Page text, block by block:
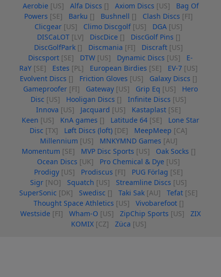
Aerobie [US] Alfa Discs [] Axiom Discs [US]
Bag Of
Powers [SE] Barku [] Bushnell [] Clash Discs [FI]
Clicgear [US] Climo Discgolf [US] DGA [US]
DISCaLOT [LV] DiscDice [] DiscGolf Pins []
DiscGolfPark [] Discmania [FI] Discraft [US]
Discsport [SE] DTW [US] Dynamic Discs [US]
E-
RaY [SE] Estes [PL] European Birdies [SE] EV-7 [US]
Evolvent Discs [] Friction Gloves [US] Galaxy Discs []
Gameproofer [FI] Gateway [US] Grip Eq [US]
Hero
Disc [US] Hooligan Discs [] Infinite Discs [US]
Innova [US] Jacquard [US] Kastaplast [SE]
Keen [US] KnA games [] Latitude 64 [SE]
Lone Star
Disc [TX] Løft Discs (loft) [DE] MeepMeep [CA]
Millennium [US] MNKYMND Games [AU]
Momentum [SE] MVP Disc Sports [US] Oak Socks []
Ocean Discs [UK] Pro Chemical & Dye [US]
Prodigy [US] Prodiscus [FI] PUG Förlag [SE]
Sigr [NO] Squatch [US] Streamline Discs [US]
SuperSonic [DK] Swedisc [] Taki Sak [AU] Tefat [SE]
Thought Space Athletics [US] Vivobarefoot []
Westside [FI] Wham-O [US] ZipChip Sports [US]
ZIX
KOMIX [CZ] Züca [US]